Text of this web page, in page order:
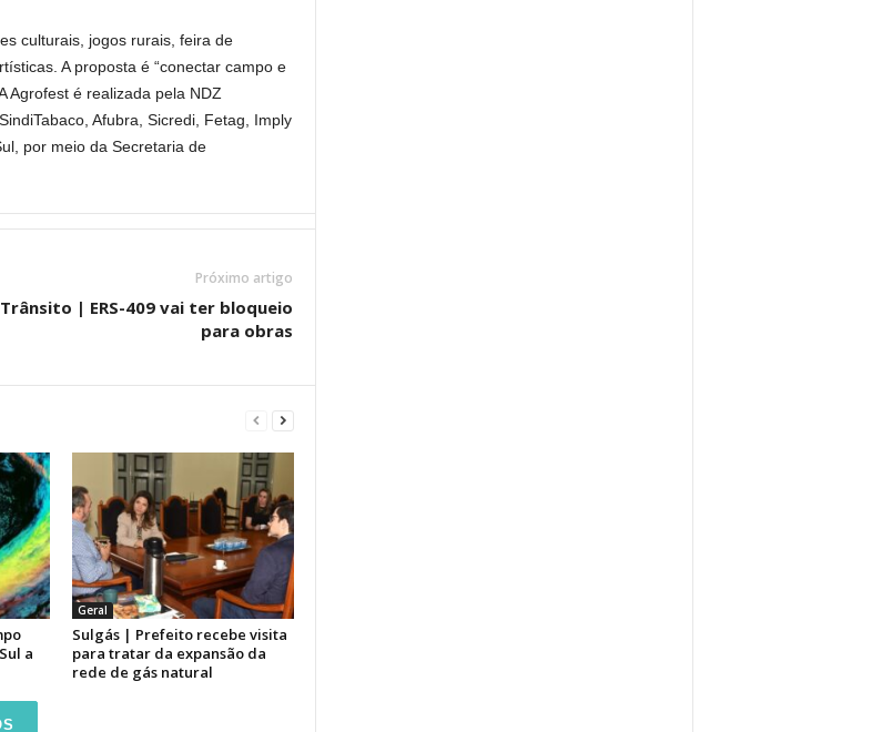
culturais, jogos rurais, feira de
A proposta é “conectar campo e
Agrofest é realizada pela NDZ
Afubra, Sicredi, Fetag, Imply
por meio da Secretaria de
Próximo artigo
Trânsito | ERS-409 vai ter bloqueio
para obras
a
Geral
Sulgás | Prefeito recebe visita
para tratar da expansão da
rede de gás natural